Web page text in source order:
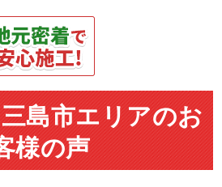
島市エリアのお
様の声